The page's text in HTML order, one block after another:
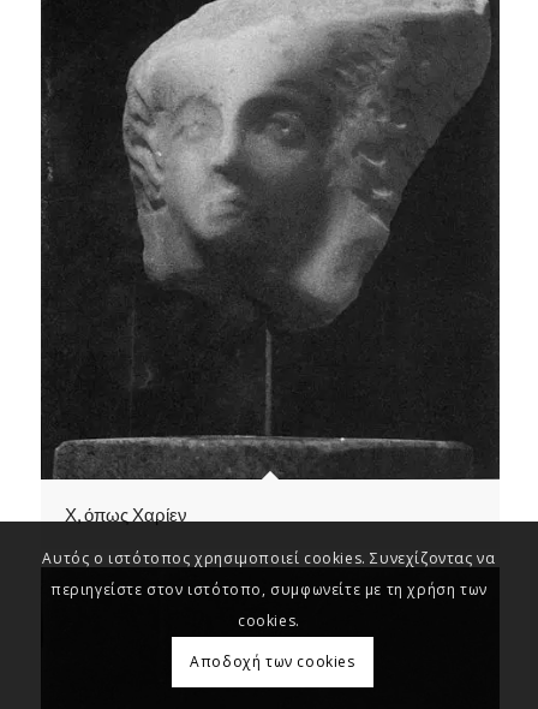
Χ, όπως Χαρίεν
Αυτός ο ιστότοπος χρησιμοποιεί cookies. Συνεχίζοντας να
περιηγείστε στον ιστότοπο, συμφωνείτε με τη χρήση των
cookies.
Αποδοχή των cookies